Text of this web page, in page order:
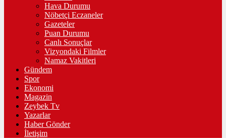
Hava Durumu
Nöbetçi Eczaneler
Gazeteler
Puan Durumu
Canlı Sonuçlar
Vizyondaki Filmler
Namaz Vakitleri
Gündem
Spor
Ekonomi
Magazin
Zeybek Tv
Yazarlar
Haber Gönder
İletişim